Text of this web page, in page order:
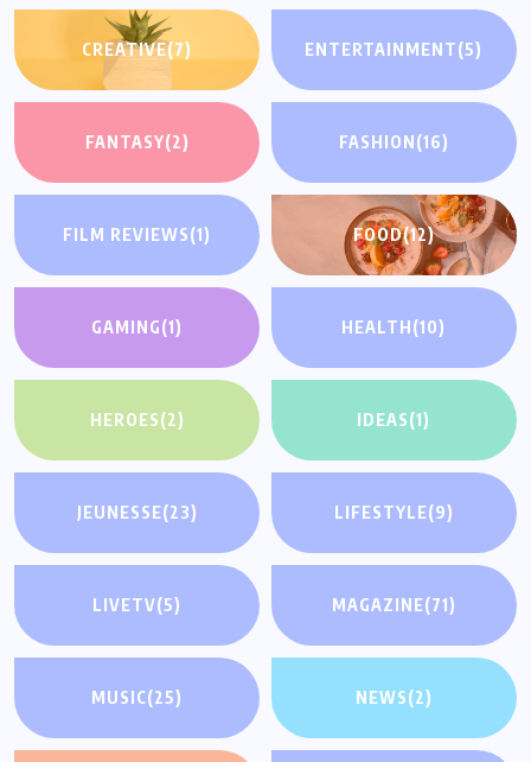
CREATIVE(7) ENTERTAINMENT(5)
FANTASY(2) FASHION(16)
FILM REVIEWS(1) FOOD(12)
GAMING(1) HEALTH(10)
HEROES(2) IDEAS(1)
JEUNESSE(23) LIFESTYLE(9)
LIVETV(5) MAGAZINE(71)
MUSIC(25) NEWS(2)